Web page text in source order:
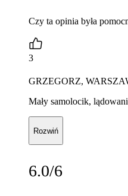
Czy ta opinia była
3
GRZEGORZ,
Mały samolocik,
Rozwiń
6.0/6